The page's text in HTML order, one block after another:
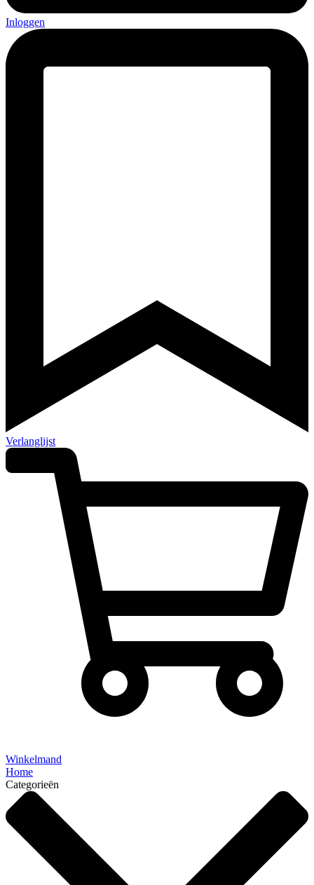
Inloggen
Verlanglijst
Winkelmand
Home
Categorieën